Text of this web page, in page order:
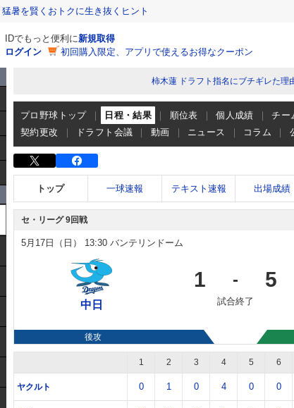
暑を賢くおトクに生き抜くヒント
IDでもっと便利に新規取得
ログイン
初回購入限定、アプリで使えるお得なクーポン
柿木蓮 ドラフト指名にブチギレた理
プロ野球トップ 日程・結果 順位表 個人成績 チー
契約更改
ドラフト会議 動画 ニュース コラム
トップ 一球速報 テキスト速報 出場成績
セ・リーグ 9回戦
5月17日（日） 13:30 バンテリンドーム
中日
1 - 5
試合終了
後攻
1 2 3 4 5 6
ヤクルト 0 1 0 4 0 0